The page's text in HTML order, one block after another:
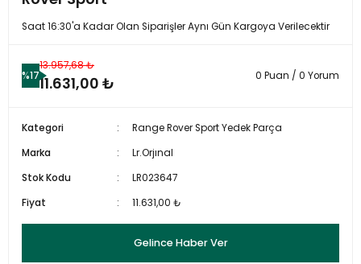
Saat 16:30'a Kadar Olan Siparişler Aynı Gün Kargoya Verilecektir
%17
13.957,68 ₺
11.631,00 ₺ 0 Puan / 0 Yorum
Kategori
Range Rover Sport Yedek Parça
Marka
Lr.Orjınal
Stok Kodu
LR023647
Fiyat
11.631,00 ₺
Gelince Haber Ver